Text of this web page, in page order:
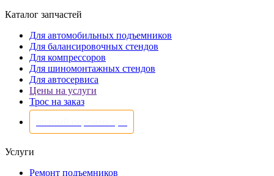
Каталог запчастей
Для автомобильных подъемников
Для балансировочных стендов
Для компрессоров
Для шиномонтажных стендов
Для автосервиса
Цены на услуги
Трос на заказ
Услуги
Ремонт подъемников